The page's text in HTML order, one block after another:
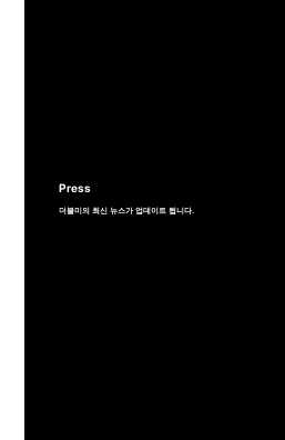
Press
더블미의 최신 뉴스가 업데이트 됩니다.